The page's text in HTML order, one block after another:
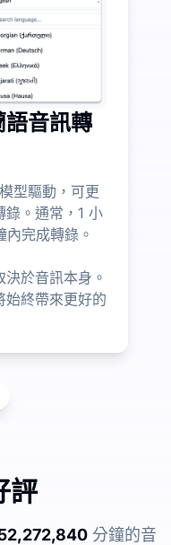
音訊轉
型驅動，可更
錄。通常，1 小
完成轉錄。
於音訊本身。
始終帶來更好的
評
分鐘的音